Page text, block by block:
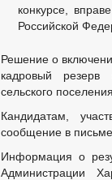
конкурсе,
Российской
Решение о
кадровый резерв
сельского
Кандидатам,
сообщение в
Информация о
Администрации